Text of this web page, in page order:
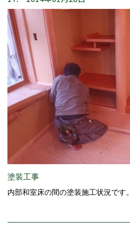
塗装工事
内部和室床の間の塗装施工状況です。